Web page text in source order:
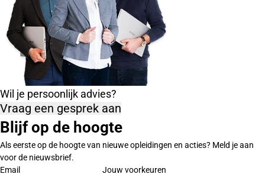
Wil je persoonlijk advies?
Vraag een gesprek aan
Blijf op de hoogte
Als eerste op de hoogte van nieuwe opleidingen en acties? Meld je aan
voor de nieuwsbrief.
Email
Jouw voorkeuren